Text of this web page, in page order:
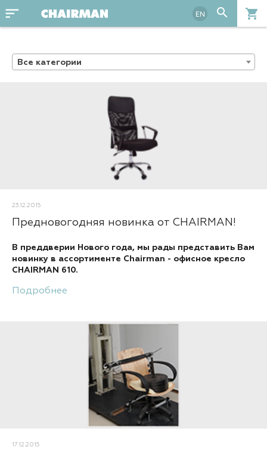
sort EN search shopping_cart
Все категории
23.12.2015
Предновогодняя новинка от CHAIRMAN!
В преддверии Нового года, мы рады представить Вам
новинку в ассортименте Chairman - офисное кресло
CHAIRMAN 610.
Подробнее
17.12.2015